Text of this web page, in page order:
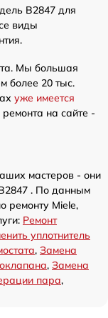
B2847 для
виды
Мы большая
более 20 тыс.
уже имеется
на сайте -
мастеров - они
. По данным
ремонту Miele,
Ремонт
уплотнитель
, Замена
, Замена
пара,